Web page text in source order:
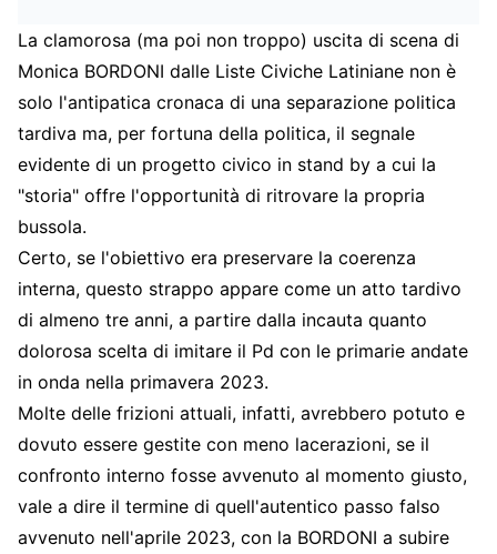
La clamorosa (ma poi non troppo) uscita di scena di
Monica BORDONI dalle Liste Civiche Latiniane non è
solo l'antipatica cronaca di una separazione politica
tardiva ma, per fortuna della politica, il segnale
evidente di un progetto civico in stand by a cui la
"storia" offre l'opportunità di ritrovare la propria
bussola.
Certo, se l'obiettivo era preservare la coerenza
interna, questo strappo appare come un atto tardivo
di almeno tre anni, a partire dalla incauta quanto
dolorosa scelta di imitare il Pd con le primarie andate
in onda nella primavera 2023.
Molte delle frizioni attuali, infatti, avrebbero potuto e
dovuto essere gestite con meno lacerazioni, se il
confronto interno fosse avvenuto al momento giusto,
vale a dire il termine di quell'autentico passo falso
avvenuto nell'aprile 2023, con la BORDONI a subire